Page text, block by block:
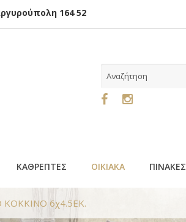
164 52
ΚΑΘΡΕΠΤΕΣ ΟΙΚΙΑΚΑ ΠΙΝΑΚΕΣ
6χ4.5ΕΚ.